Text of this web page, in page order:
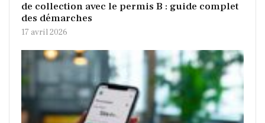
de collection avec le permis B : guide complet
des démarches
17 avril 2026